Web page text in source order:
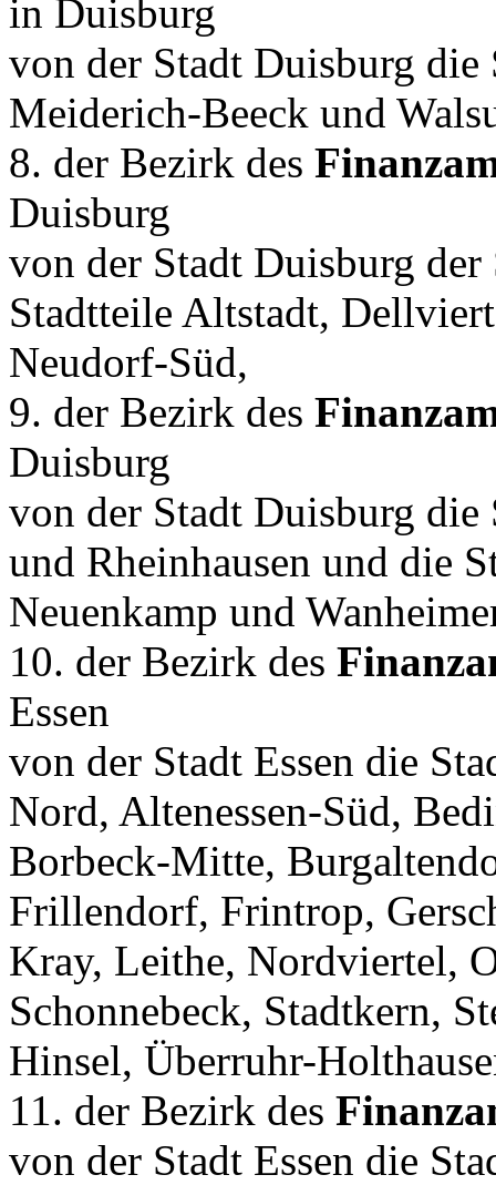
in Duisburg
von der Stadt Duisburg
Meiderich-Beeck und
8. der Bezirk des
Duisburg
von der Stadt Duisburg
Stadtteile Altstadt,
Neudorf-Süd,
9. der Bezirk des
Duisburg
von der Stadt Duisburg
und Rheinhausen und die
Neuenkamp und
10. der Bezirk des
Essen
von der Stadt Essen die
Nord, Altenessen-Süd,
Borbeck-Mitte,
Frillendorf, Frintrop,
Kray, Leithe, Nordviertel,
Schonnebeck, Stadtkern,
Hinsel, Überruhr-
11. der Bezirk des
von der Stadt Essen die